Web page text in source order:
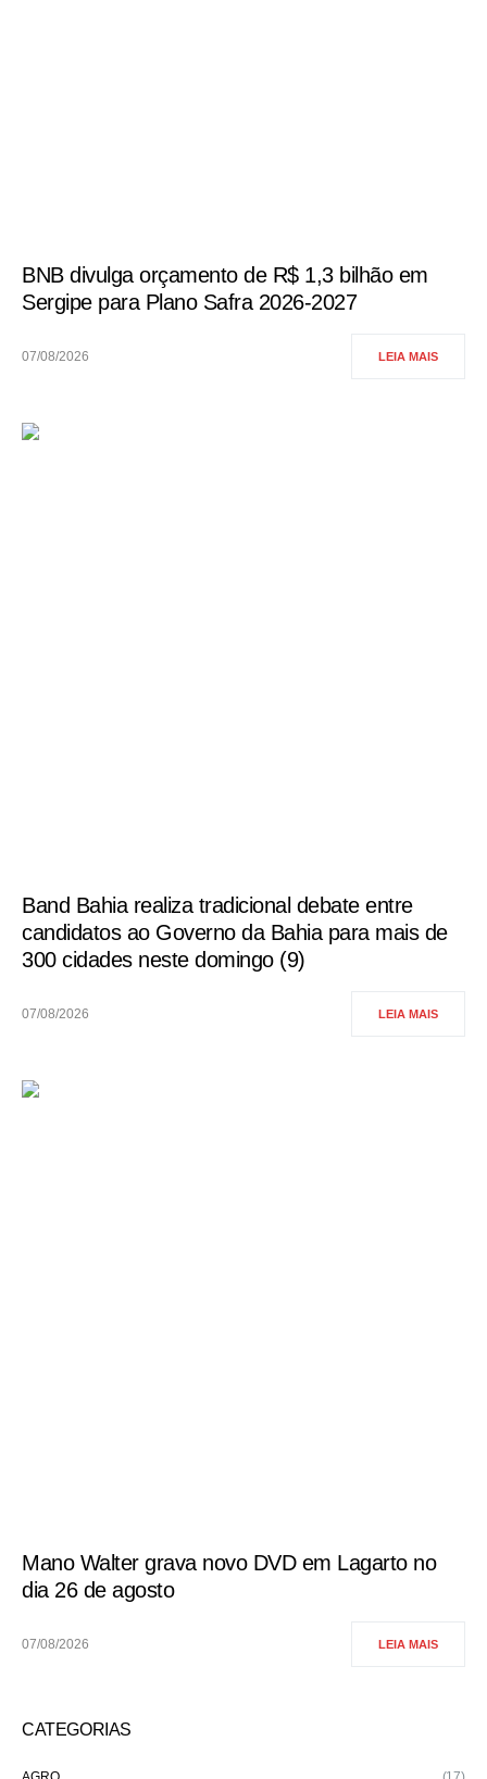
BNB divulga orçamento de R$ 1,3 bilhão em
Sergipe para Plano Safra 2026-2027
07/08/2026 LEIA MAIS
Band Bahia realiza tradicional debate entre
candidatos ao Governo da Bahia para mais de
300 cidades neste domingo (9)
07/08/2026 LEIA MAIS
Mano Walter grava novo DVD em Lagarto no
dia 26 de agosto
07/08/2026 LEIA MAIS
CATEGORIAS